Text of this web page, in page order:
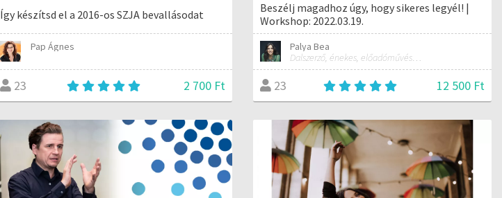
Így készítsd el a 2016-os SZJA bevallásodat
Pap Ágnes
23 2 700 Ft
Beszélj magadhoz úgy, hogy sikeres legyél! |
Workshop: 2022.03.19.
Palya Bea
Dalszerző, énekes, előadóművész és tréner
23 12 500 Ft